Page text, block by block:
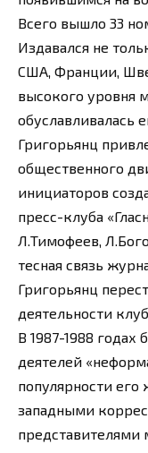
Всего вышло 33
Издавался не
США, Франции,
высокого уровня
обуславливалась
Григорьянц
общественного
инициаторов
пресс-клуба
Л.Тимофеев,
тесная связь
Григорьянц
деятельности
В 1987-1988
деятелей
популярности
западными